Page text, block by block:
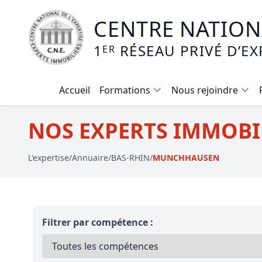
CENTRE
1 ER RÉSEAU PRIVÉ
Accueil
Formations
Formation expertise immobilière /
Expertise local commercial
Mise en copropriété
Expertise terrains agricoles,
Nous rejoindre
NOS EXPERTS
L'expertise/Annuaire/BAS-RHIN/MUNCHHAUSEN
Filtrer par compétence :